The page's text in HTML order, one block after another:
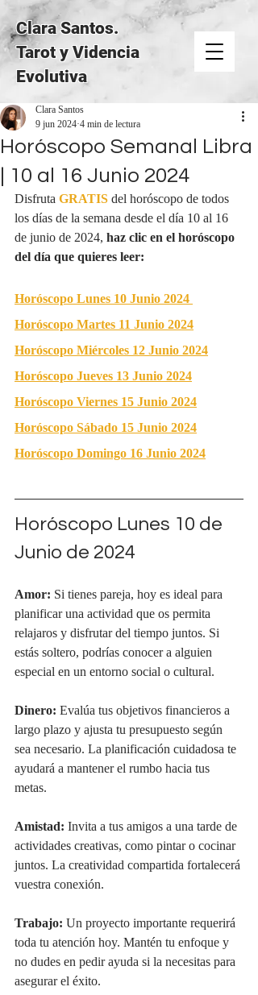
Clara Santos.
Tarot y Videncia
Evolutiva
Horóscopo Semanal Libra
| 10 al 16 Junio 2024
Clara Santos
9 jun 20244 min de lectura
Disfruta GRATISdel horóscopo de todos
los días de la semana desde el día 10 al 16
de junio de 2024, haz clic en el horóscopo
del día que quieres leer:
Horóscopo Lunes 10 Junio 2024
Horóscopo Martes 11 Junio 2024
Horóscopo Miércoles 12 Junio 2024
Horóscopo Jueves 13 Junio 2024
Horóscopo Viernes 15 Junio 2024
Horóscopo Sábado 15 Junio 2024
Horóscopo Domingo 16 Junio 2024
Horóscopo Lunes 10 de
Junio de 2024
Amor: Si tienes pareja, hoy es ideal para
planificar una actividad que os permita
relajaros y disfrutar del tiempo juntos. Si
estás soltero, podrías conocer a alguien
especial en un entorno social o cultural.
Dinero: Evalúa tus objetivos financieros a
largo plazo y ajusta tu presupuesto según
sea necesario. La planificación cuidadosa te
ayudará a mantener el rumbo hacia tus
metas.
Amistad: Invita a tus amigos a una tarde de
actividades creativas, como pintar o cocinar
juntos. La creatividad compartida fortalecerá
vuestra conexión.
Trabajo: Un proyecto importante requerirá
toda tu atención hoy. Mantén tu enfoque y
no dudes en pedir ayuda si la necesitas para
asegurar el éxito.